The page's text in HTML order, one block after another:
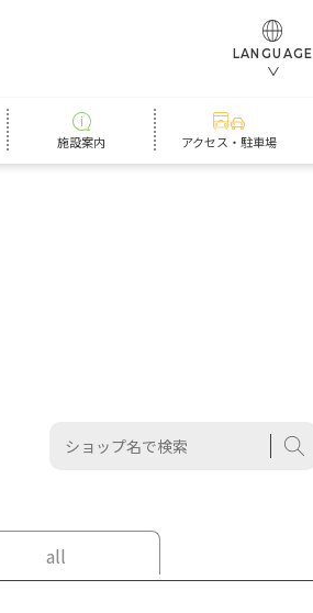
LANGUAGE
施設案内 アクセス・駐車場
all